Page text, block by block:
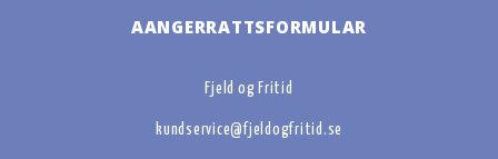
AANGERRATTSFORMULAR
Fjeld og Fritid
kundservice@fjeldogfritid.se